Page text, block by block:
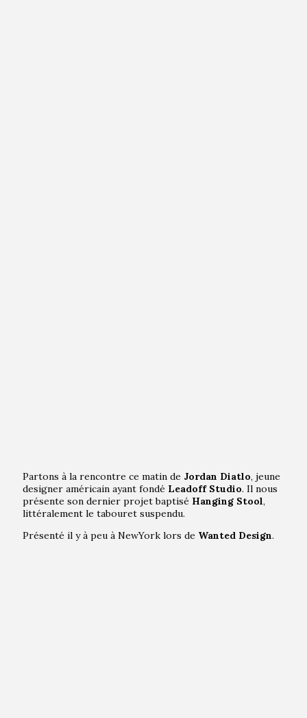
Partons à la rencontre ce matin de Jordan Diatlo, jeune
designer américain ayant fondé Leadoff Studio. Il nous
présente son dernier projet baptisé Hanging Stool,
littéralement le tabouret suspendu.
Présenté il y à peu à NewYork lors de Wanted Design.